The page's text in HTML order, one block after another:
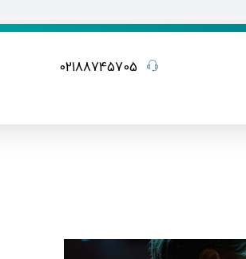
02188745705